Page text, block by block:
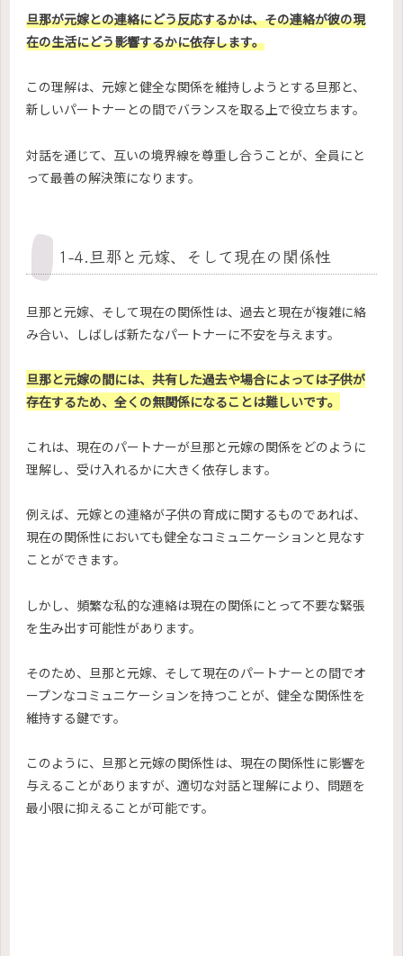
旦那が元嫁との連絡にどう反応するかは、その連絡が彼の現
在の生活にどう影響するかに依存します。
この理解は、元嫁と健全な関係を維持しようとする旦那と、
新しいパートナーとの間でバランスを取る上で役立ちます。
対話を通じて、互いの境界線を尊重し合うことが、全員にと
って最善の解決策になります。
1-4.旦那と元嫁、そして現在の関係性
旦那と元嫁、そして現在の関係性は、過去と現在が複雑に絡
み合い、しばしば新たなパートナーに不安を与えます。
旦那と元嫁の間には、共有した過去や場合によっては子供が
存在するため、全くの無関係になることは難しいです。
これは、現在のパートナーが旦那と元嫁の関係をどのように
理解し、受け入れるかに大きく依存します。
例えば、元嫁との連絡が子供の育成に関するものであれば、
現在の関係性においても健全なコミュニケーションと見なす
ことができます。
しかし、頻繁な私的な連絡は現在の関係にとって不要な緊張
を生み出す可能性があります。
そのため、旦那と元嫁、そして現在のパートナーとの間でオ
ープンなコミュニケーションを持つことが、健全な関係性を
維持する鍵です。
このように、旦那と元嫁の関係性は、現在の関係性に影響を
与えることがありますが、適切な対話と理解により、問題を
最小限に抑えることが可能です。